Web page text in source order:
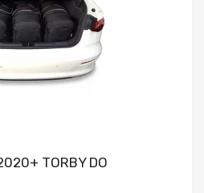
TORBY DO